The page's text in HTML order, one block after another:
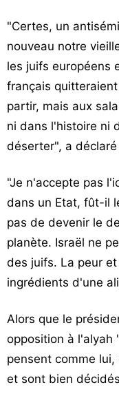
"Certes, un
nouveau notre
les juifs européens
français
partir, mais aux
ni dans l'histoire ni
déserter", a
"Je n'accepte pas
dans un Etat, fût-il
pas de devenir le
planète. Israël ne
des juifs. La peur
ingrédients d'une
Alors que le
opposition à l'alyah
pensent comme
et sont bien